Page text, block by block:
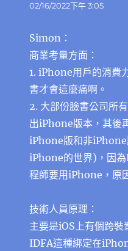
02/16/2022下午 3:05
Simon：
商業考量方面：
1. iPhone用戶的消費
書才會這麼痛啊。
2. 大部份臉書公司所
出iPhone版本，其後
iPhone版和非iPhone
iPhone的世界)，因為
程師要用iPhone，原
技術人員原理：
主要是iOS上有個跨裝
IDFA這種綁定在